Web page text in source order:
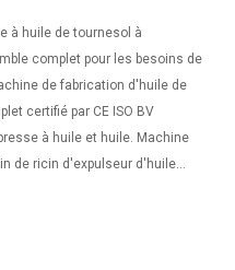
à huile de tournesol à
complet pour les besoins de
de fabrication d'huile de
certifié par CE ISO BV
à huile et huile. Machine
de ricin d'expulseur d'huile
de noix de coco de sésame
1 000,00 $ - 9 999,00